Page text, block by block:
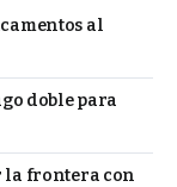
al
doble para
la frontera con